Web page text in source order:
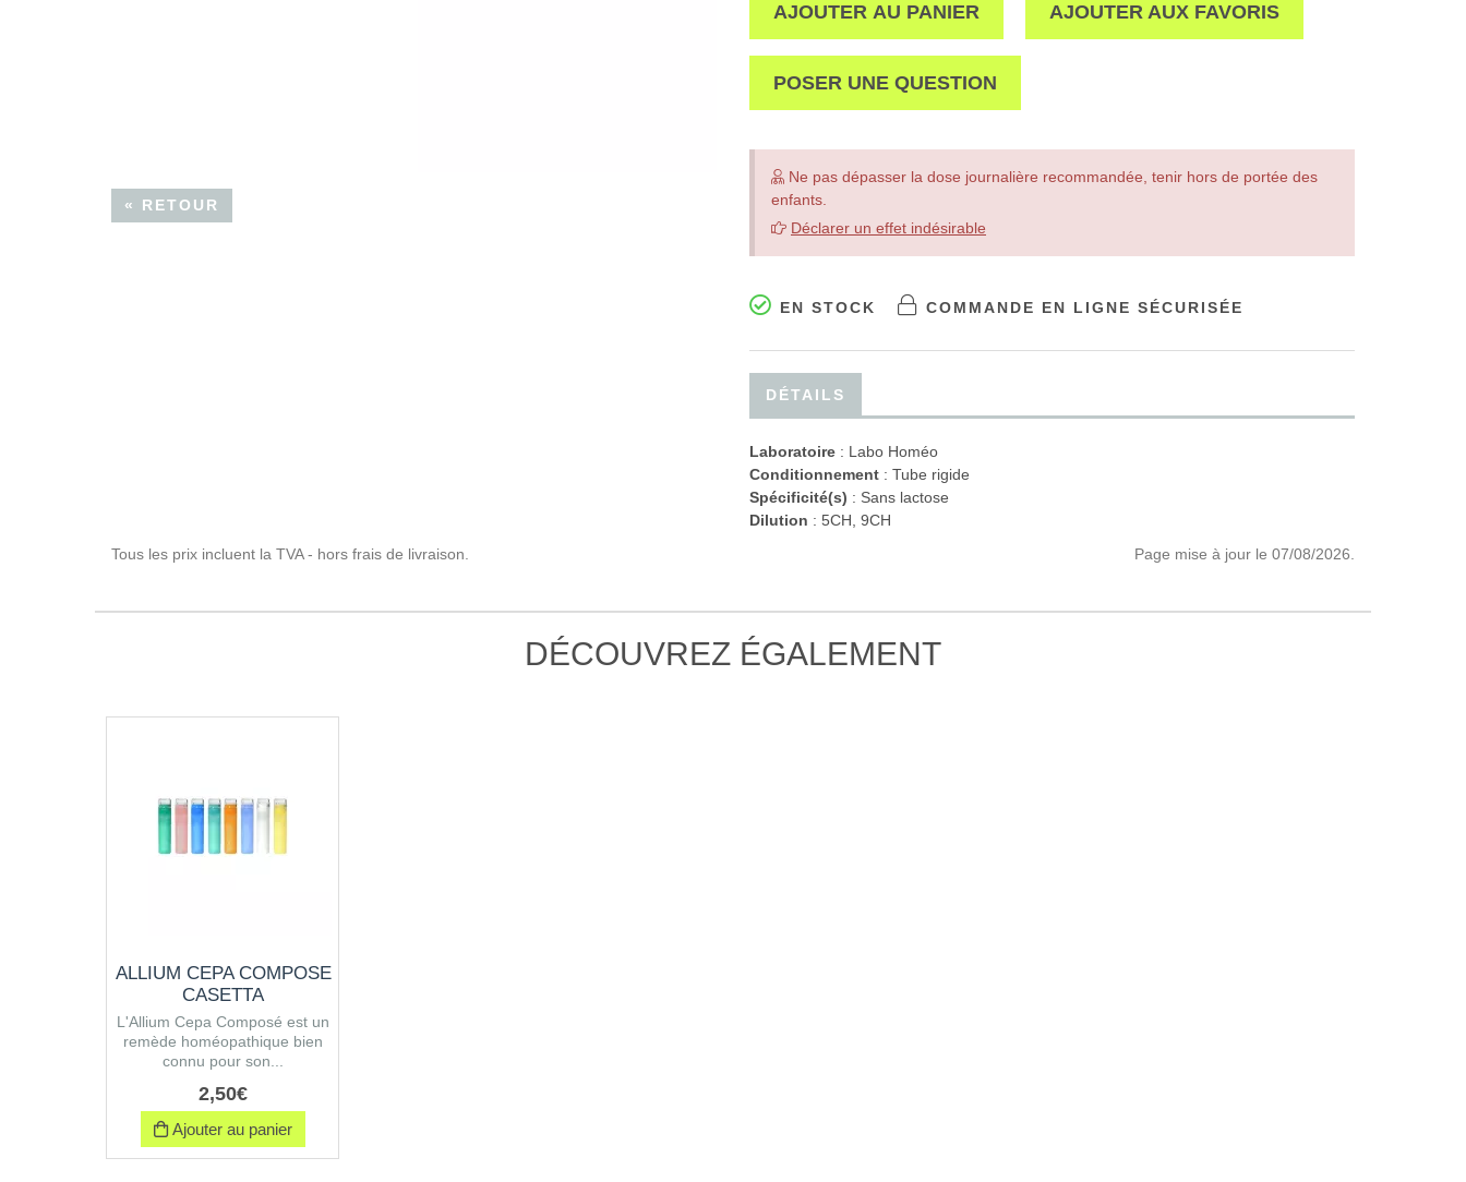
« RETOUR
AJOUTER AU PANIER AJOUTER AUX FAVORIS
POSER UNE QUESTION
Ne pas dépasser la dose journalière recommandée, tenir hors de portée des
enfants.
Déclarer un effet indésirable
EN STOCK COMMANDE EN LIGNE SÉCURISÉE
DÉTAILS
Laboratoire : Labo Homéo
Conditionnement : Tube rigide
Spécificité(s) : Sans lactose
Dilution : 5CH, 9CH
Tous les prix incluent la TVA - hors frais de livraison.
Page mise à jour le 07/08/2026.
DÉCOUVREZ ÉGALEMENT
ALLIUM CEPA COMPOSE
CASETTA
L'Allium Cepa Composé est un
remède homéopathique bien
connu pour son...
2,50€
Ajouter au panier